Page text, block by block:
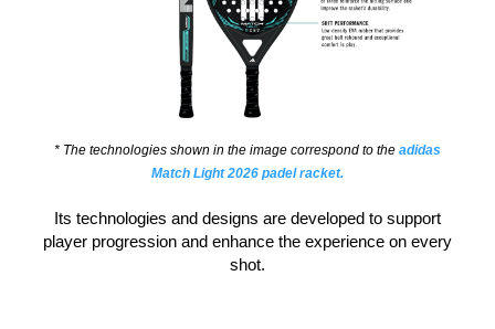
* The technologies shown in the image correspond to the adidas
Match Light 2026 padel racket.
Its technologies and designs are developed to support
player progression and enhance the experience on every
shot.